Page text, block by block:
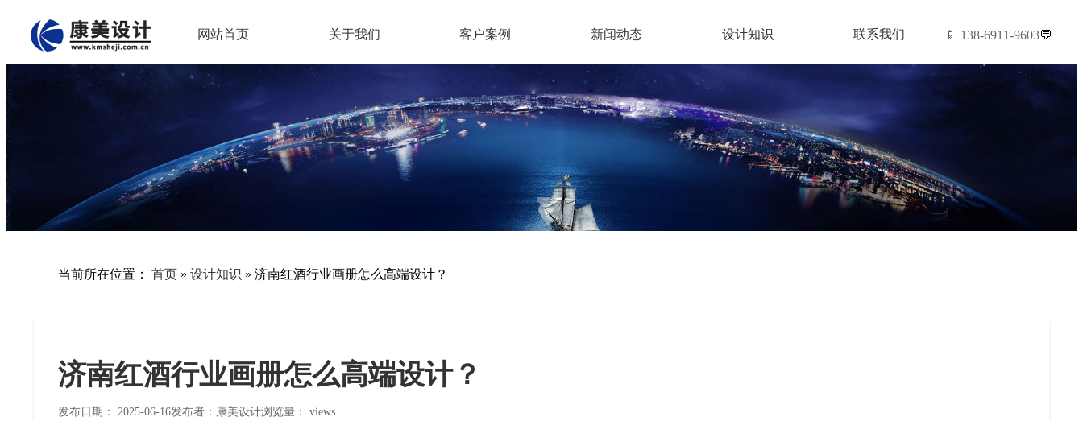
网站首页 关于我们 客户案例 新闻动态 设计知识 联系我们 📱 138-6911-9603💬
当前所在位置： 首页 » 设计知识 » 济南红酒行业画册怎么高端设计？
济南红酒行业画册怎么高端设计？
发布日期： 2025-06-16发布者：康美设计浏览量： views